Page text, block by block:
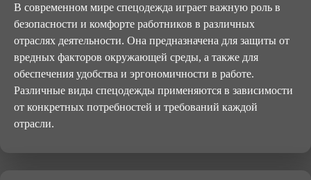
В современном мире спецодежда играет важную роль в
безопасности и комфорте работников в различных
отраслях деятельности. Она предназначена для защиты от
вредных факторов окружающей среды, а также для
обеспечения удобства и эргономичности в работе.
Различные виды спецодежды применяются в зависимости
от конкретных потребностей и требований каждой
отрасли.